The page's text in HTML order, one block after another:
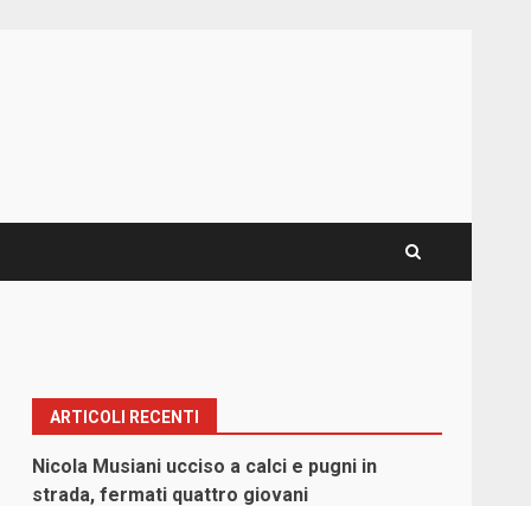
ARTICOLI RECENTI
Nicola Musiani ucciso a calci e pugni in
strada, fermati quattro giovani